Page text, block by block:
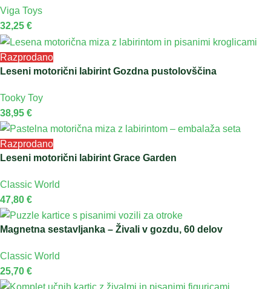
Viga Toys
32,25 €
Razprodano
Leseni motorični labirint Gozdna pustolovščina
Tooky Toy
38,95 €
Razprodano
Leseni motorični labirint Grace Garden
Classic World
47,80 €
Magnetna sestavljanka – Živali v gozdu, 60 delov
Classic World
25,70 €